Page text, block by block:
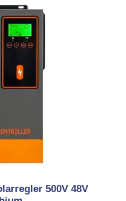
500V 48V